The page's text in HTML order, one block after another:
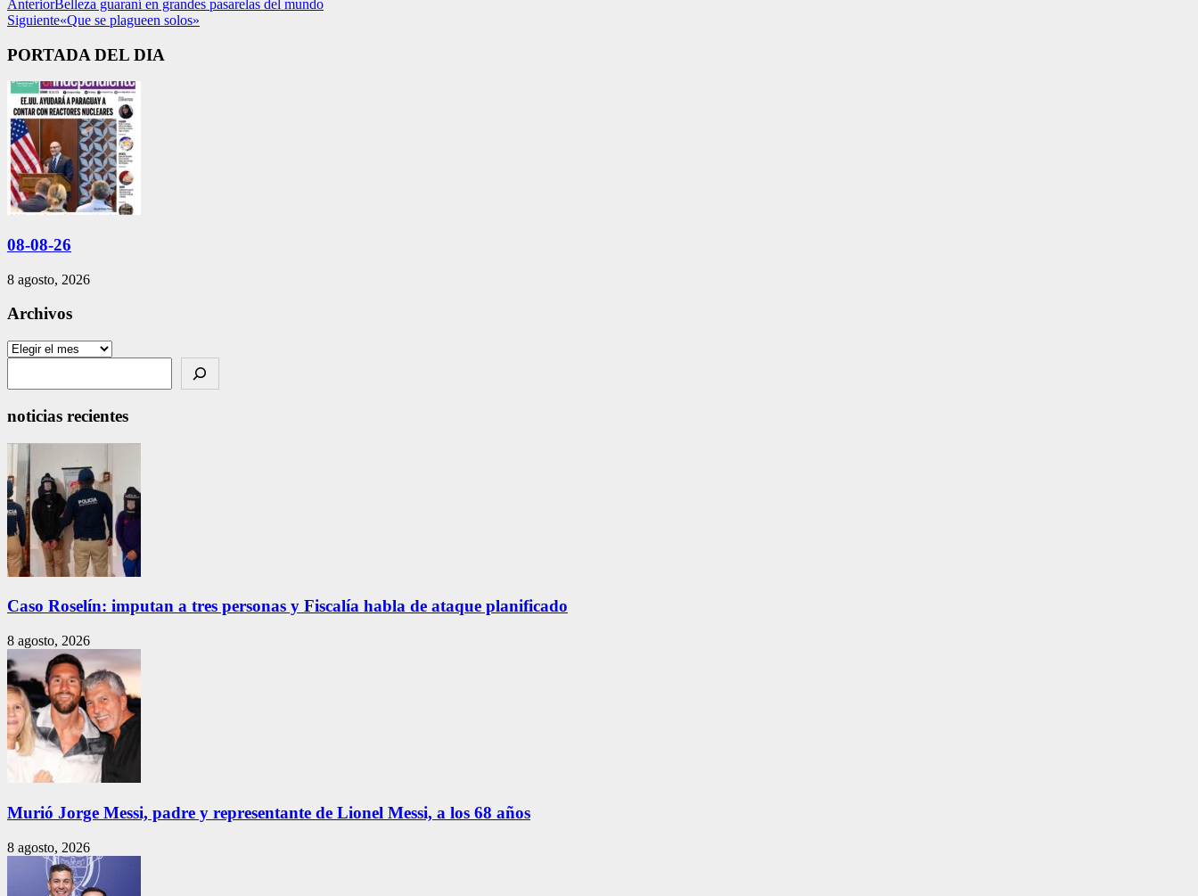
AnteriorBelleza guaraní en grandes pasarelas del mundo
Siguiente«Que se plagueen solos»
PORTADA DEL DIA
08-08-26
8 agosto, 2026
Archivos
Archivos
noticias recientes
Caso Roselín: imputan a tres personas y Fiscalía habla de ataque planificado
8 agosto, 2026
Murió Jorge Messi, padre y representante de Lionel Messi, a los 68 años
8 agosto, 2026